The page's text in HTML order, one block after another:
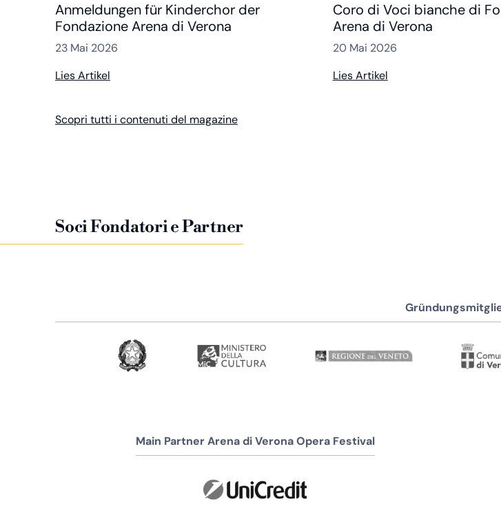
Anmeldungen für Kinderchor der
Fondazione Arena di Verona
23 Mai 2026
Lies Artikel
Coro di Voci bianche di
Arena di Verona
20 Mai 2026
Lies Artikel
Scopri tutti i contenuti del magazine
Soci Fondatori e Partner
Main Partner Arena di Verona Opera Festival